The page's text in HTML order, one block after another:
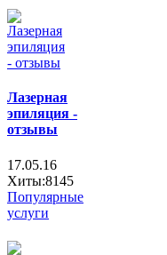
Лазерная
эпиляция -
отзывы
17.05.16
Хиты:8145
Популярные
услуги